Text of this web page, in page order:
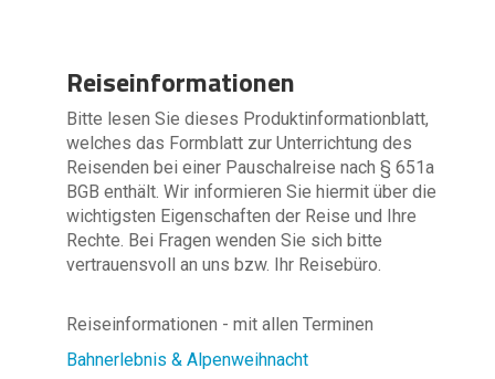
Reiseinformationen
Bitte lesen Sie dieses Produktinformationblatt,
welches das Formblatt zur Unterrichtung des
Reisenden bei einer Pauschalreise nach § 651a
BGB enthält. Wir informieren Sie hiermit über die
wichtigsten Eigenschaften der Reise und Ihre
Rechte. Bei Fragen wenden Sie sich bitte
vertrauensvoll an uns bzw. Ihr Reisebüro.
Reiseinformationen - mit allen Terminen
Bahnerlebnis & Alpenweihnacht